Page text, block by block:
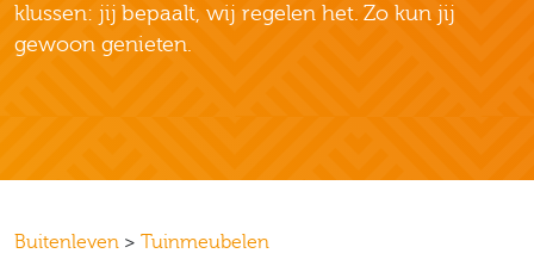
klussen: jij bepaalt, wij regelen het. Zo kun jij
gewoon genieten.
Buitenleven > Tuinmeubelen